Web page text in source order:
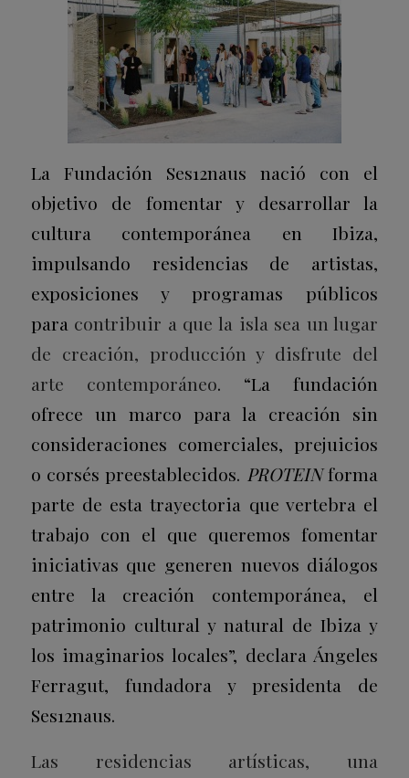
La Fundación Ses12naus nació con el
objetivo de fomentar y desarrollar la
cultura contemporánea en Ibiza,
impulsando residencias de artistas,
exposiciones y programas públicos
para contribuir a que la isla sea un lugar
de creación, producción y disfrute del
arte contemporáneo. “La fundación
ofrece un marco para la creación sin
consideraciones comerciales, prejuicios
o corsés preestablecidos. PROTEINforma
parte de esta trayectoria que vertebra el
trabajo con el que queremos fomentar
iniciativas que generen nuevos diálogos
entre la creación contemporánea, el
patrimonio cultural y natural de Ibiza y
los imaginarios locales”, declara Ángeles
Ferragut, fundadora y presidenta de
Ses12naus.
Las residencias artísticas, una